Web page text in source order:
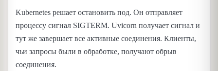
Kubernetes решает остановить под. Он отправляет
процессу сигнал SIGTERM. Uvicorn получает сигнал и
тут же завершает все активные соединения. Клиенты,
чьи запросы были в обработке, получают обрыв
соединения.